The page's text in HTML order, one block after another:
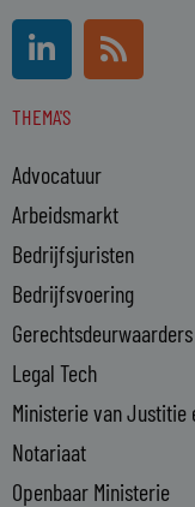
L
i
n
k
d
i
n
-
i
n
R
s
s
THEMA'S
Advocatuur
Arbeidsmarkt
Bedrijfsjuristen
Bedrijfsvoering
Gerechtsdeurwaarders
Legal Tech
Ministerie van Justitie
Notariaat
Openbaar Ministerie